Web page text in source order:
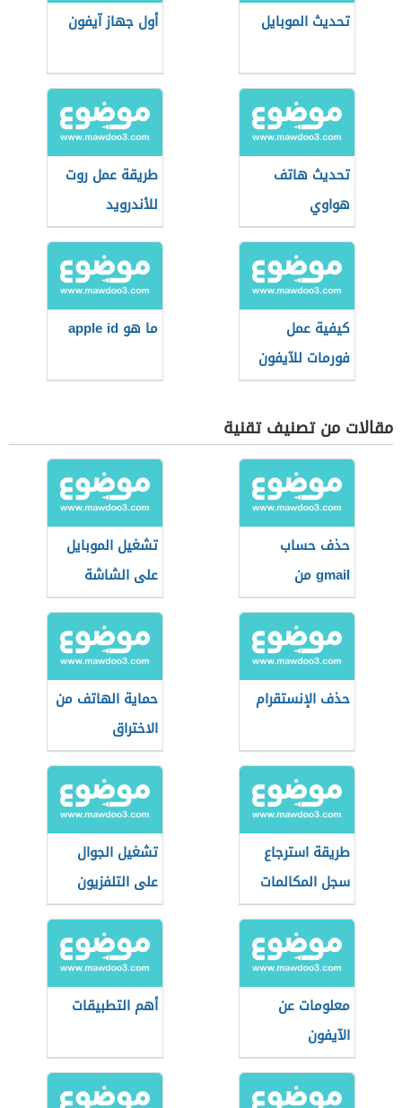
تحديث الموبايل أول جهاز آيفون
تحديث هاتف
هواوي
طريقة عمل روت
للأندرويد
كيفية عمل
فورمات للآيفون
ما هو apple id
مقالات من تصنيف تقنية
حذف حساب
gmail من
الأندرويد
تشغيل الموبايل
على الشاشة
حذف الإنستقرام
حماية الهاتف من
الاختراق
طريقة استرجاع
سجل المكالمات
المحذوفة بدون
برامج
تشغيل الجوال
على التلفزيون
لاسلكي
معلومات عن
الآيفون
أهم التطبيقات